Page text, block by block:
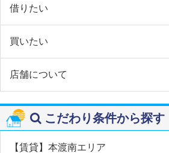
借りたい
買いたい
店舗について
こだわり条件から探す
【賃貸】本渡南エリア